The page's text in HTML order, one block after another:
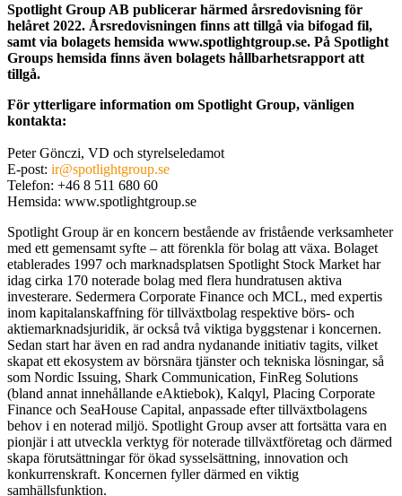
Spotlight Group AB publicerar härmed årsredovisning för
helåret 2022. Årsredovisningen finns att tillgå via bifogad fil,
samt via bolagets hemsida www.spotlightgroup.se. På Spotlight
Groups hemsida finns även bolagets hållbarhetsrapport att
tillgå.
För ytterligare information om Spotlight Group, vänligen
kontakta:
Peter Gönczi, VD och styrelseledamot
E-post: ir@spotlightgroup.se
Telefon: +46 8 511 680 60
Hemsida: www.spotlightgroup.se
Spotlight Group är en koncern bestående av fristående verksamheter
med ett gemensamt syfte – att förenkla för bolag att växa. Bolaget
etablerades 1997 och marknadsplatsen Spotlight Stock Market har
idag cirka 170 noterade bolag med flera hundratusen aktiva
investerare. Sedermera Corporate Finance och MCL, med expertis
inom kapitalanskaffning för tillväxtbolag respektive börs- och
aktiemarknadsjuridik, är också två viktiga byggstenar i koncernen.
Sedan start har även en rad andra nydanande initiativ tagits, vilket
skapat ett ekosystem av börsnära tjänster och tekniska lösningar, så
som Nordic Issuing, Shark Communication, FinReg Solutions
(bland annat innehållande eAktiebok), Kalqyl, Placing Corporate
Finance och SeaHouse Capital, anpassade efter tillväxtbolagens
behov i en noterad miljö. Spotlight Group avser att fortsätta vara en
pionjär i att utveckla verktyg för noterade tillväxtföretag och därmed
skapa förutsättningar för ökad sysselsättning, innovation och
konkurrenskraft. Koncernen fyller därmed en viktig
samhällsfunktion.